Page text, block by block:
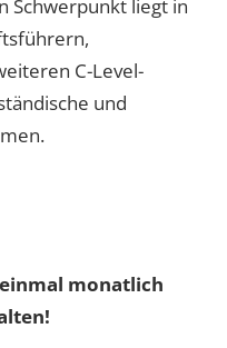
Schwerpunkt liegt in
C-Level-
und
monatlich